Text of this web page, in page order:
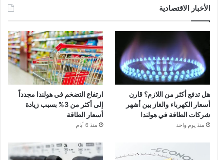
الأخبار الاقتصادية
هل تدفع أكثر من اللازم؟ قارن
أسعار الكهرباء والغاز بين أشهر
شركات الطاقة في هولندا
منذ يوم واحد
ارتفاع التضخم في هولندا مجدداً
إلى أكثر من 3% بسبب زيادة
أسعار الطاقة
منذ 6 أيام